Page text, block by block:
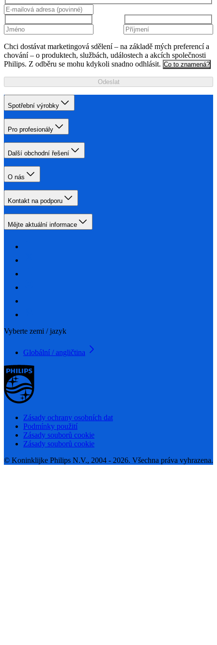
Chci dostávat marketingová sdělení – na základě mých preferencí a
chování – o produktech, službách, událostech a akcích společnosti
Philips. Z odběru se mohu kdykoli snadno odhlásit. Co to znamená?
Odeslat
Spotřební výrobky
Pro profesionály
Další obchodní řešení
O nás
Kontakt na podporu
Mějte aktuální informace
Vyberte zemi / jazyk
Globální / angličtina
Zásady ochrany osobních dat
Podmínky použití
Zásady souborů cookie
Zásady souborů cookie
© Koninklijke Philips N.V., 2004 - 2026. Všechna práva vyhrazena.